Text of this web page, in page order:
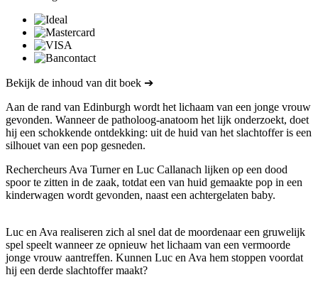
Bekijk de inhoud van dit boek ➔
Aan de rand van Edinburgh wordt het lichaam van een jonge vrouw
gevonden. Wanneer de patholoog-anatoom het lijk onderzoekt, doet
hij een schokkende ontdekking: uit de huid van het slachtoffer is een
silhouet van een pop gesneden.
Rechercheurs Ava Turner en Luc Callanach lijken op een dood
spoor te zitten in de zaak, totdat een van huid gemaakte pop in een
kinderwagen wordt gevonden, naast een achtergelaten baby.
Luc en Ava realiseren zich al snel dat de moordenaar een gruwelijk
spel speelt wanneer ze opnieuw het lichaam van een vermoorde
jonge vrouw aantreffen. Kunnen Luc en Ava hem stoppen voordat
hij een derde slachtoffer maakt?